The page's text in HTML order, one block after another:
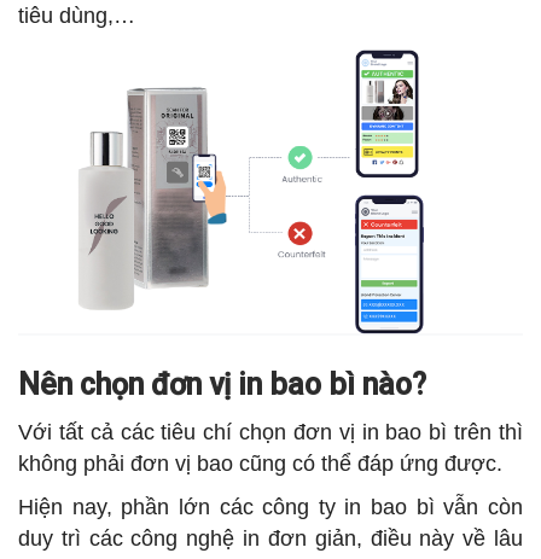
tiêu dùng,…
Nên chọn đơn vị in bao bì nào?
Với tất cả các tiêu chí chọn đơn vị in bao bì trên thì
không phải đơn vị bao cũng có thể đáp ứng được.
Hiện nay, phần lớn các công ty in bao bì vẫn còn
duy trì các công nghệ in đơn giản, điều này về lâu